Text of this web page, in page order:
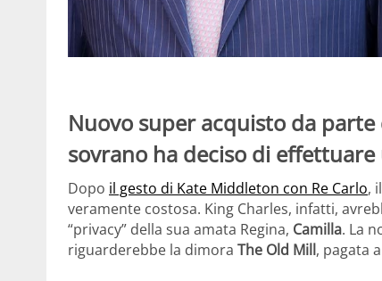
Nuovo super acquisto da parte
sovrano ha deciso di
Dopo il gesto di Kate Middleton con Re Carlo,
veramente costosa. King Charles, infatti,
“privacy” della sua amata Regina, Camilla. La
riguarderebbe la dimora The Old Mill, pagata